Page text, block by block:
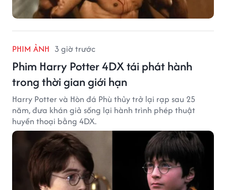
PHIM ẢNH 3 giờ trước
Phim Harry Potter 4DX tái phát hành
trong thời gian giới hạn
Harry Potter và Hòn đá Phù thủy trở lại rạp sau 25
năm, đưa khán giả sống lại hành trình phép thuật
huyền thoại bằng 4DX.